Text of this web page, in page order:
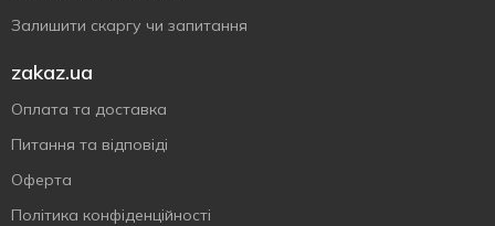
Залишити скаргу чи запитання
zakaz.ua
Оплата та доставка
Питання та відповіді
Оферта
Політика конфіденційності